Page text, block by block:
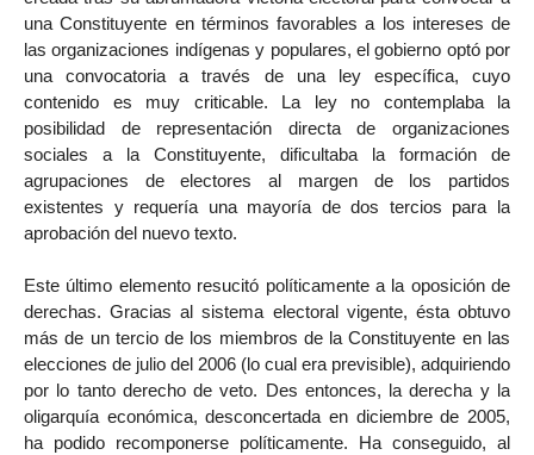
una Constituyente en términos favorables a los intereses de
las organizaciones indígenas y populares, el gobierno optó por
una convocatoria a través de una ley específica, cuyo
contenido es muy criticable. La ley no contemplaba la
posibilidad de representación directa de organizaciones
sociales a la Constituyente, dificultaba la formación de
agrupaciones de electores al margen de los partidos
existentes y requería una mayoría de dos tercios para la
aprobación del nuevo texto.
Este último elemento resucitó políticamente a la oposición de
derechas. Gracias al sistema electoral vigente, ésta obtuvo
más de un tercio de los miembros de la Constituyente en las
elecciones de julio del 2006 (lo cual era previsible), adquiriendo
por lo tanto derecho de veto. Des entonces, la derecha y la
oligarquía económica, desconcertada en diciembre de 2005,
ha podido recomponerse políticamente. Ha conseguido, al